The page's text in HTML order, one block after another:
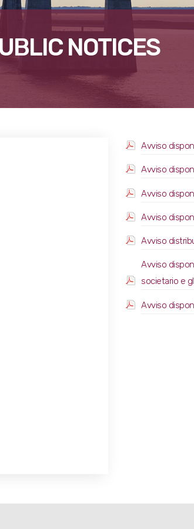
NOTICES
Avviso
Avviso
Avviso
Avviso
Avviso
Avviso
societario e
Avviso